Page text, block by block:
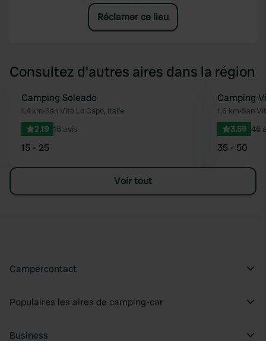
Réclamer ce lieu
Consultez d'autres aires dans la région
Préféré
Camping Soleado
1,4 km•San Vito Lo Capo, Italie
2.19 16 avis
15 - 25
Camping
1,6 km•San
3.59 46
35 - 50
Voir tout
Campercontact
Populaires les aires de camping-car
Business